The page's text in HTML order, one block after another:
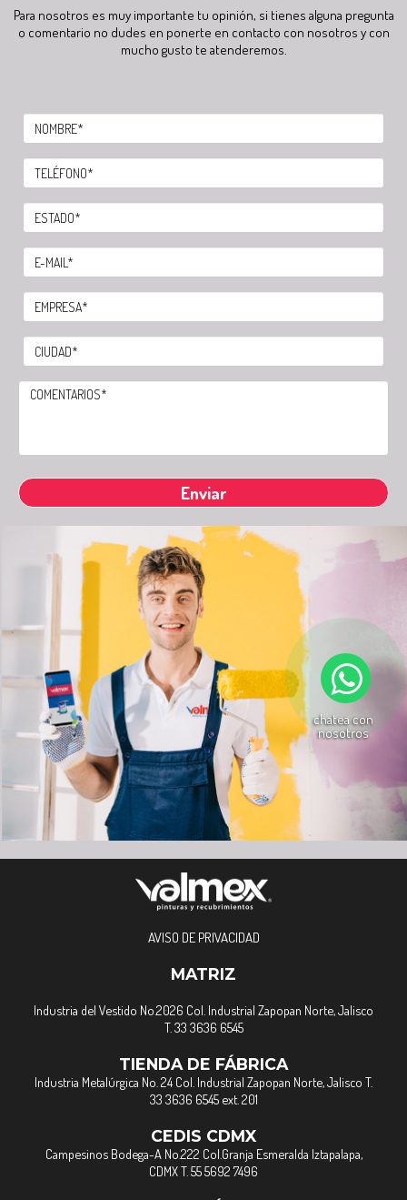
chatea con
nosotros
Para nosotros es muy importante tu opinión, si tienes alguna pregunta
o comentario no dudes en ponerte en contacto con nosotros y con
mucho gusto te atenderemos.
AVISO DE PRIVACIDAD
MATRIZ
Industria del Vestido No.2026 Col. Industrial Zapopan Norte, Jalisco
T. 33 3636 6545
TIENDA DE FÁBRICA
Industria Metalúrgica No. 24 Col. Industrial Zapopan Norte, Jalisco T.
33 3636 6545 ext. 201
CEDIS CDMX
Campesinos Bodega-A No.222 Col.Granja Esmeralda Iztapalapa,
CDMX T. 55 5692 7496